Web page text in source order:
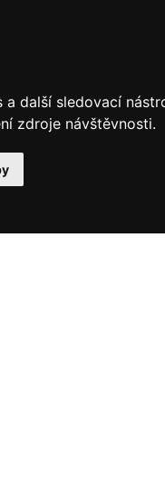
další sledovací
zdroje návštěvnosti.